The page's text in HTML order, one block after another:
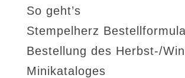
So geht’s
Stempelherz
Bestellung des Herbst-/
Minikataloges